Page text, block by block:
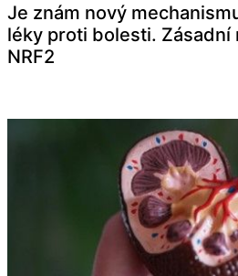
Je znám nový
léky proti bolesti. Zásadní
NRF2